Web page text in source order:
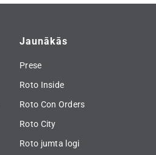
Jaunākās
Prese
Roto Inside
Roto Con Orders
Roto City
Roto jumta logi